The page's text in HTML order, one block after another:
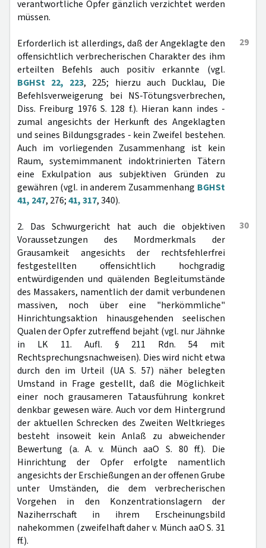
verantwortliche Opfer gänzlich verzichtet werden
müssen.
29
Erforderlich ist allerdings, daß der Angeklagte den
offensichtlich verbrecherischen Charakter des ihm
erteilten Befehls auch positiv erkannte (vgl.
BGHSt 22, 223, 225; hierzu auch Ducklau, Die
Befehlsverweigerung bei NS-Tötungsverbrechen,
Diss. Freiburg 1976 S. 128 f.). Hieran kann indes -
zumal angesichts der Herkunft des Angeklagten
und seines Bildungsgrades - kein Zweifel bestehen.
Auch im vorliegenden Zusammenhang ist kein
Raum, systemimmanent indoktrinierten Tätern
eine Exkulpation aus subjektiven Gründen zu
gewähren (vgl. in anderem Zusammenhang BGHSt
41, 247, 276;41, 317, 340).
30
2. Das Schwurgericht hat auch die objektiven
Voraussetzungen des Mordmerkmals der
Grausamkeit angesichts der rechtsfehlerfrei
festgestellten offensichtlich hochgradig
entwürdigenden und quälenden Begleitumstände
des Massakers, namentlich der damit verbundenen
massiven, noch über eine "herkömmliche"
Hinrichtungsaktion hinausgehenden seelischen
Qualen der Opfer zutreffend bejaht (vgl. nur Jähnke
in LK 11. Aufl. § 211 Rdn. 54 mit
Rechtsprechungsnachweisen). Dies wird nicht etwa
durch den im Urteil (UA S. 57) näher belegten
Umstand in Frage gestellt, daß die Möglichkeit
einer noch grausameren Tatausführung konkret
denkbar gewesen wäre. Auch vor dem Hintergrund
der aktuellen Schrecken des Zweiten Weltkrieges
besteht insoweit kein Anlaß zu abweichender
Bewertung (a. A. v. Münch aaO S. 80 ff.). Die
Hinrichtung der Opfer erfolgte namentlich
angesichts der Erschießungen an der offenen Grube
unter Umständen, die dem verbrecherischen
Vorgehen in den Konzentrationslagern der
Naziherrschaft in ihrem Erscheinungsbild
nahekommen (zweifelhaft daher v. Münch aaO S. 31
ff.).